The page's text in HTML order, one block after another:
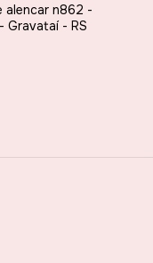
alencar n862 -
Gravataí - RS